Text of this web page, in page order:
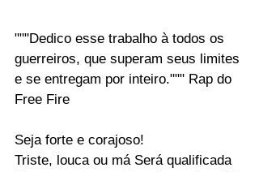
"""Dedico esse trabalho à todos os
guerreiros, que superam seus limites
e se entregam por inteiro.""" Rap do
Free Fire
Seja forte e corajoso!
Triste, louca ou má Será qualificada